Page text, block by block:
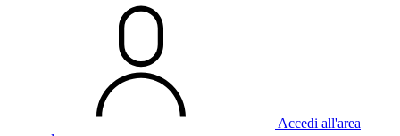
Accedi all'area